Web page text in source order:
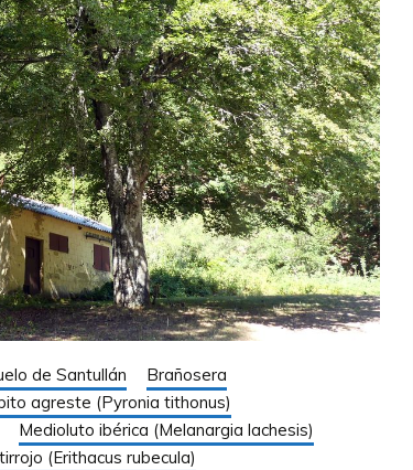
de Santullán
Brañosera
agreste (Pyronia tithonus)
Medioluto ibérica (Melanargia lachesis)
(Erithacus rubecula)